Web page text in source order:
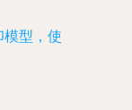
模型，使